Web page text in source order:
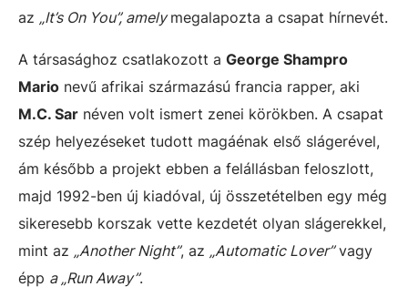
az „It’s On You”, amelymegalapozta a csapat hírnevét.
A társasághoz csatlakozott a George Shampro
Mario nevű afrikai származású francia rapper, aki
M.C. Sar néven volt ismert zenei körökben. A csapat
szép helyezéseket tudott magáénak első slágerével,
ám később a projekt ebben a felállásban feloszlott,
majd 1992-ben új kiadóval, új összetételben egy még
sikeresebb korszak vette kezdetét olyan slágerekkel,
mint az „Another Night”, az „Automatic Lover”vagy
épp a „Run Away”.